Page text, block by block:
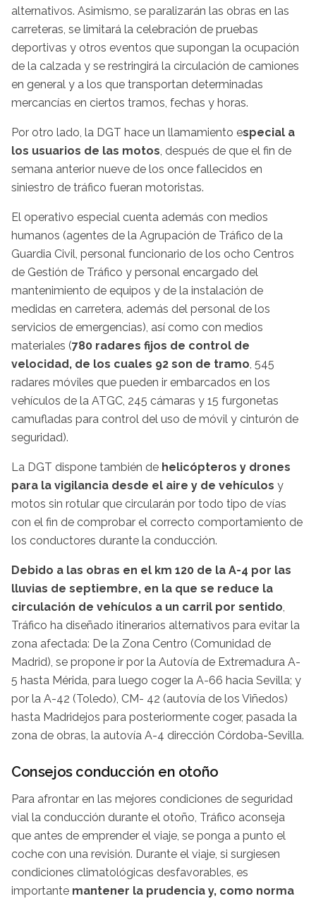
alternativos. Asimismo, se paralizarán las obras en las
carreteras, se limitará la celebración de pruebas
deportivas y otros eventos que supongan la ocupación
de la calzada y se restringirá la circulación de camiones
en general y a los que transportan determinadas
mercancías en ciertos tramos, fechas y horas.
Por otro lado, la DGT hace un llamamiento especial a
los usuarios de las motos , después de que el fin de
semana anterior nueve de los once fallecidos en
siniestro de tráfico fueran motoristas.
El operativo especial cuenta además con medios
humanos (agentes de la Agrupación de Tráfico de la
Guardia Civil, personal funcionario de los ocho Centros
de Gestión de Tráfico y personal encargado del
mantenimiento de equipos y de la instalación de
medidas en carretera, además del personal de los
servicios de emergencias), así como con medios
materiales (780 radares fijos de control de
velocidad, de los cuales 92 son de tramo , 545
radares móviles que pueden ir embarcados en los
vehículos de la ATGC, 245 cámaras y 15 furgonetas
camufladas para control del uso de móvil y cinturón de
seguridad).
La DGT dispone también de helicópteros y drones
para la vigilancia desde el aire y de vehículos y
motos sin rotular que circularán por todo tipo de vías
con el fin de comprobar el correcto comportamiento de
los conductores durante la conducción.
Debido a las obras en el km 120 de la A-4 por las
lluvias de septiembre, en la que se reduce la
circulación de vehículos a un carril por sentido
Tráfico ha diseñado itinerarios alternativos para evitar la
zona afectada: De la Zona Centro (Comunidad de
Madrid), se propone ir por la Autovía de Extremadura A-
5 hasta Mérida, para luego coger la A-66 hacia Sevilla; y
por la A-42 (Toledo), CM- 42 (autovía de los Viñedos)
hasta Madridejos para posteriormente coger, pasada la
zona de obras, la autovía A-4 dirección Córdoba-Sevilla.
Consejos conducción en otoño
Para afrontar en las mejores condiciones de seguridad
vial la conducción durante el otoño, Tráfico aconseja
que antes de emprender el viaje, se ponga a punto el
coche con una revisión. Durante el viaje, si surgiesen
condiciones climatológicas desfavorables, es
importante mantener la prudencia y, como norma